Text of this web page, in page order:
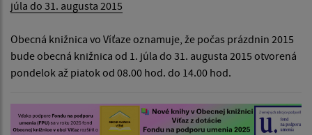
júla do 31. augusta 2015
Obecná knižnica vo Víťaze oznamuje, že počas prázdnin 2015
bude obecná knižnica od 1. júla do 31. augusta 2015 otvorená
pondelok až piatok od 08.00 hod. do 14.00 hod.